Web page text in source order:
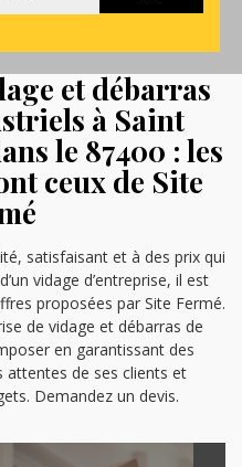
et débarras
à Saint
le 87400 : les
ceux de Site
satisfaisant et à des prix qui
vidage d’entreprise, il est
proposées par Site Fermé.
de vidage et débarras de
en garantissant des
attentes de ses clients et
Demandez un devis.